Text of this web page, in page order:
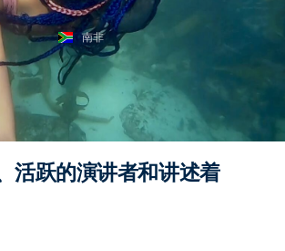
南非
活跃的演讲者和讲述着